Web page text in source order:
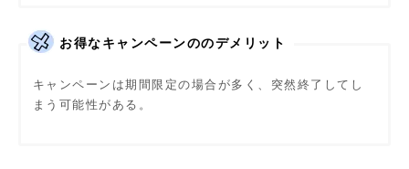
お得なキャンペーンののデメリット
キャンペーンは期間限定の場合が多く、突然終了してし
まう可能性がある。